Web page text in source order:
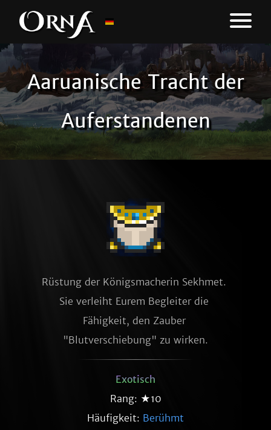
Aaruanische Tracht der
Auferstandenen
Rüstung der Königsmacherin Sekhmet.
Sie verleiht Eurem Begleiter die
Fähigkeit, den Zauber
"Blutverschiebung" zu wirken.
Exotisch
Rang: ★10
Häufigkeit: Berühmt